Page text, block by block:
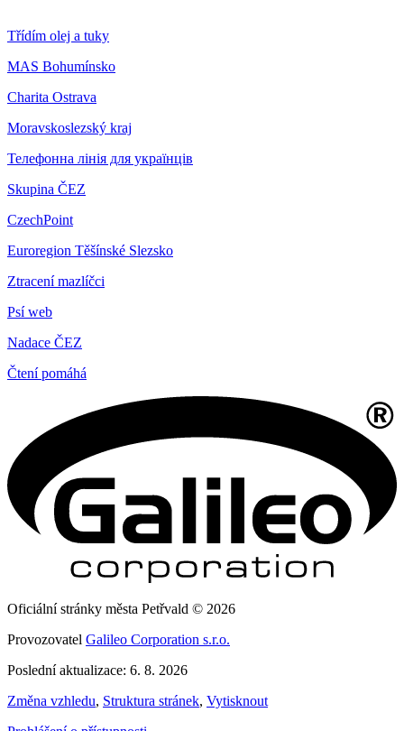
Třídím olej a tuky
MAS Bohumínsko
Charita Ostrava
Moravskoslezský kraj
Телефонна лінія для українців
Skupina ČEZ
CzechPoint
Euroregion Těšínské Slezsko
Ztracení mazlíčci
Psí web
Nadace ČEZ
Čtení pomáhá
Oficiální stránky města Petřvald © 2026
Provozovatel Galileo Corporation s.r.o.
Poslední aktualizace: 6. 8. 2026
Změna vzhledu, Struktura stránek, Vytisknout